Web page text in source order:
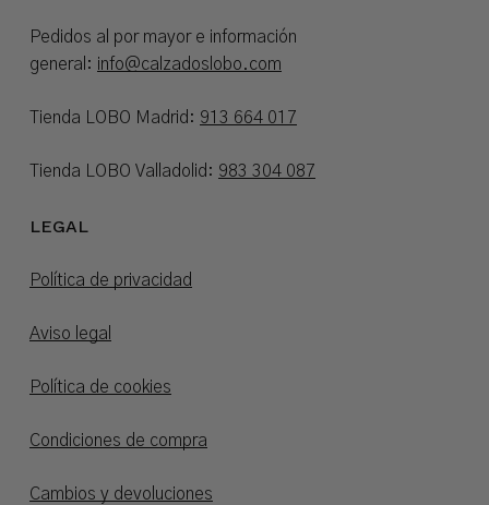
Pedidos al por mayor e información
general: info@calzadoslobo.com
Tienda LOBO Madrid: 913 664 017
Tienda LOBO Valladolid: 983 304 087
LEGAL
Política de privacidad
Aviso legal
Política de cookies
Condiciones de compra
Cambios y devoluciones